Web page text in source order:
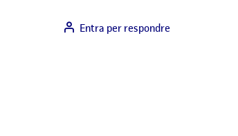
Entra per respondre